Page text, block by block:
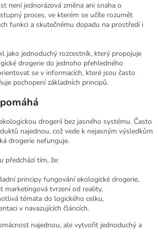
není jednorázová změna ani snaha o
proces, ve kterém se učíte rozumět
funkci a skutečnému dopadu na prostředí i
jako jednoduchý rozcestník, který propojuje
drogerie do jednoho přehledného
se v informacích, které jsou často
pochopení základních principů.
drogerií bez jasného systému. Často
najednou, což vede k nejasným výsledkům
drogerie nefunguje.
předchází tím, že:
principy fungování ekologické drogerie,
marketingová tvrzení od reality,
témata do logického celku,
v navazujících článcích.
najednou, ale vytvořit jednoduchý a